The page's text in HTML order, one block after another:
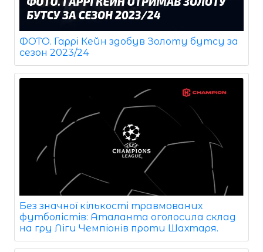
ФОТО. Гаррі Кейн здобув Золоту бутсу за
сезон 2023/24
Без значної кількості травмованих
футболістів: Аталанта оголосила склад
на гру Ліги Чемпіонів проти Шахтаря.